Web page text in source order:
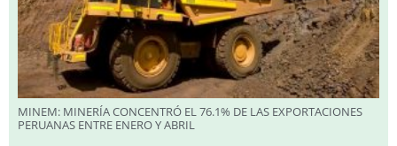
MINEM: MINERÍA CONCENTRÓ EL 76.1% DE LAS EXPORTACIONES
PERUANAS ENTRE ENERO Y ABRIL